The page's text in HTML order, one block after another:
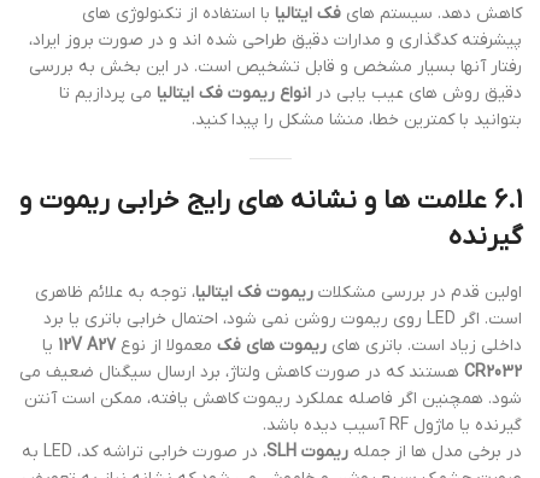
کاهش دهد. سیستم های فک ایتالیا با استفاده از تکنولوژی های
پیشرفته کدگذاری و مدارات دقیق طراحی شده اند و در صورت بروز ایراد،
رفتار آنها بسیار مشخص و قابل تشخیص است. در این بخش به بررسی
دقیق روش های عیب یابی در انواع ریموت فک ایتالیا می پردازیم تا
بتوانید با کمترین خطا، منشا مشکل را پیدا کنید.
6.1 علامت ها و نشانه های رایج خرابی ریموت و
گیرنده
اولین قدم در بررسی مشکلات ریموت فک ایتالیا، توجه به علائم ظاهری
است. اگر LED روی ریموت روشن نمی شود، احتمال خرابی باتری یا برد
داخلی زیاد است. باتری های ریموت های فک معمولا از نوع12V A27 یا
CR2032 هستند که در صورت کاهش ولتاژ، برد ارسال سیگنال ضعیف می
شود. همچنین اگر فاصله عملکرد ریموت کاهش یافته، ممکن است آنتن
گیرنده یا ماژول RF آسیب دیده باشد.
در برخی مدل ها از جمله ریموت SLH
، در صورت خرابی تراشه کد، LED به